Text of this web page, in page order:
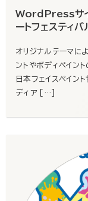
WordPressサイ
ートフェスティバ
オリジナルテーマに
ントやボディペイン
日本フェイスペイン
ディア […]